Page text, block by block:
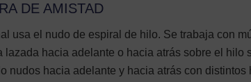
DE AMISTAD
usa el nudo de espiral de hilo. Se trabaja con
lazada hacia adelante o hacia atrás sobre el hilo
nudos hacia adelante y hacia atrás con distintos